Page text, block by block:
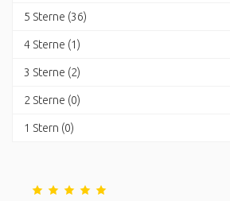
5 Sterne (36)
4 Sterne (1)
3 Sterne (2)
2 Sterne (0)
1 Stern (0)